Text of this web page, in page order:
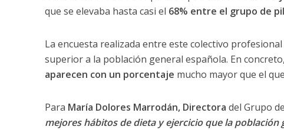
que se elevaba hasta casi el 68% entre el grupo de
La encuesta realizada entre este colectivo
superior a la población general española. En
aparecen con un porcentaje mucho mayor que el
Para María Dolores Marrodán, Directora del Grupo
mejores hábitos de dieta y ejercicio que la población